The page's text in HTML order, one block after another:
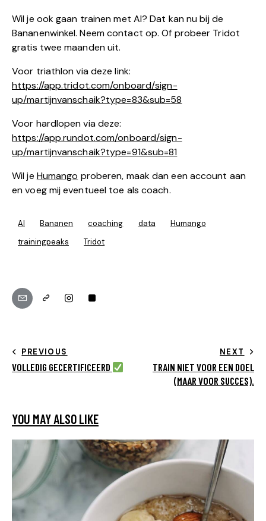
Wil je ook gaan trainen met AI? Dat kan nu bij de
Bananenwinkel. Neem contact op. Of probeer Tridot
gratis twee maanden uit.
Voor triathlon via deze link:
https://app.tridot.com/onboard/sign-
up/martijnvanschaik?type=83&sub=58
Voor hardlopen via deze:
https://app.rundot.com/onboard/sign-
up/martijnvanschaik?type=91&sub=81
Wil je Humango proberen, maak dan een account aan
en voeg mij eventueel toe als coach.
AI Bananen coaching data
Humango
trainingpeaks
Tridot
PREVIOUS
VOLLEDIG GECERTIFICEERD
NEXT
TRAIN NIET VOOR EEN DOEL
(MAAR VOOR SUCCES).
YOU MAY ALSO LIKE